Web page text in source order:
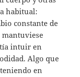
habitual:
constante de
intuir en
Algo que
en